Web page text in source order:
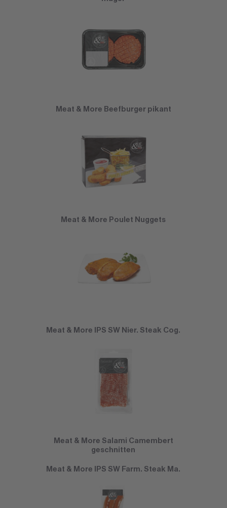
Meat & More Beefburger pikant
Meat & More Poulet Nuggets
Meat & More IPS SW Nier. Steak Cog.
Meat & More Salami Camembert
geschnitten
Meat & More IPS SW Farm. Steak Ma.